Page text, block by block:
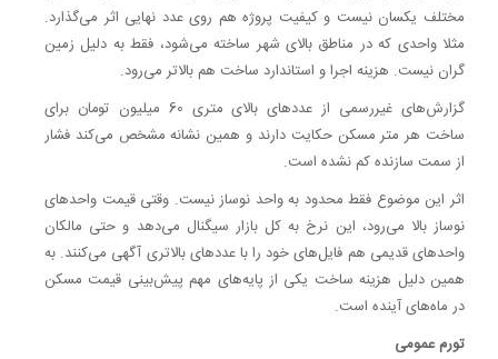
مختلف یکسان نیست و کیفیت پروژه هم روی عدد نهایی اثر می‌گذارد.
مثلا واحدی که در مناطق بالای شهر ساخته می‌شود، فقط به دلیل زمین
گران نیست. هزینه اجرا و استاندارد ساخت هم بالاتر می‌رود.
گزارش‌های غیررسمی از عددهای بالای متری 60 میلیون تومان برای
ساخت هر متر مسکن حکایت دارند و همین نشانه مشخص می‌کند فشار
از سمت سازنده کم نشده است.
اثر این موضوع فقط محدود به واحد نوساز نیست. وقتی قیمت واحدهای
نوساز بالا می‌رود، این نرخ به کل بازار سیگنال می‌دهد و حتی مالکان
واحدهای قدیمی هم فایل‌های خود را با عددهای بالاتری آگهی می‌کنند. به
همین دلیل هزینه ساخت یکی از پایه‌های مهم پیش‌بینی قیمت مسکن
در ماه‌های آینده است.
تورم عمومی